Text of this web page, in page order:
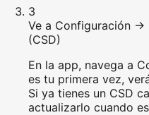
3
Ve a Configuración
(CSD)
En la app, navega a
es tu primera vez,
Si ya tienes un CSD
actualizarlo cuando